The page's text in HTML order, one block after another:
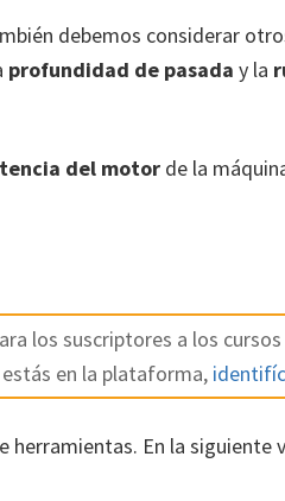
debemos considerar
profundidad de pasada y la
del motorde la
los suscriptores a los
estás en la plataforma,
herramientas. En la siguiente